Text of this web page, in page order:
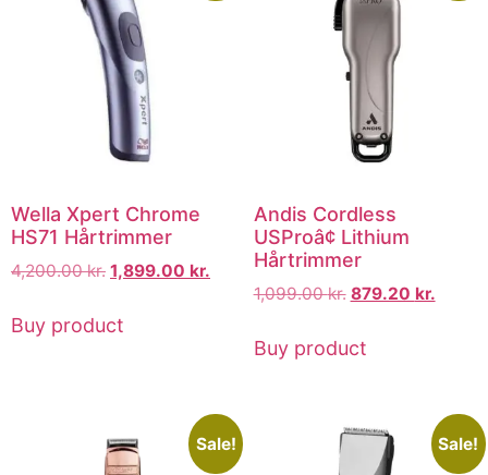
Wella Xpert Chrome
HS71 Hårtrimmer
4,200.00kr. 1,899.00 kr.
Buy product
Andis Cordless
USProâ¢ Lithium
Hårtrimmer
1,099.00kr. 879.20 kr.
Buy product
Sale! Sale!